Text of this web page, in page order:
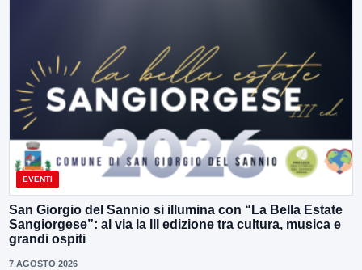
EVENTI
San Giorgio del Sannio si illumina con “La Bella Estate
Sangiorgese”: al via la III edizione tra cultura, musica e
grandi ospiti
7 AGOSTO 2026